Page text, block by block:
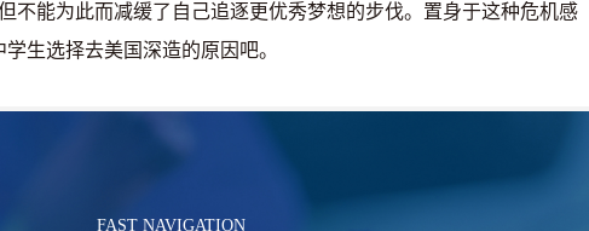
不能为此而减缓了自己追逐更优秀梦想的步伐。置身于这种危机感
生选择去美国深造的原因吧。
FAST NAVIGATION